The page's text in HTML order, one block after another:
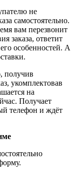
не
самостоятельно.
вам перезвонит
заказа, ответит
особенностей. А
получив
укомплектовав
на
Получает
телефон и ждёт